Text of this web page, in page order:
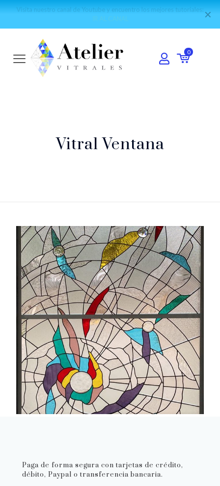
Visita nuestro canal de Youtube y encuentro los mejores tutoriales: ✕
0
Vitral Ventana
Paga de forma segura con tarjetas de crédito,
débito, Paypal o transferencia bancaria.